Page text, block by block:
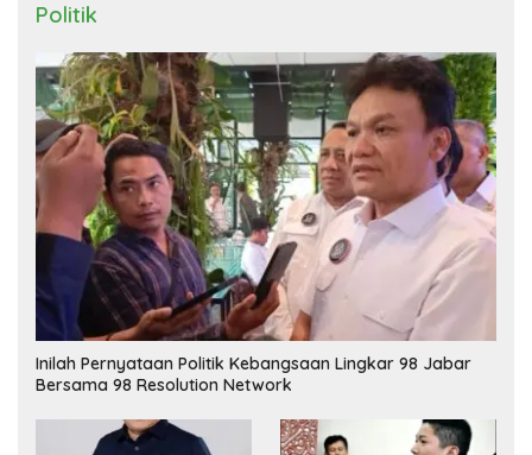
Politik
Inilah Pernyataan Politik Kebangsaan Lingkar 98 Jabar
Bersama 98 Resolution Network